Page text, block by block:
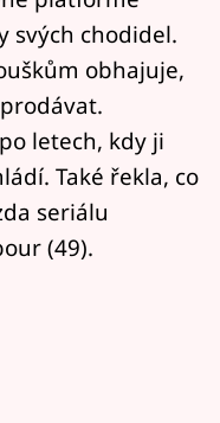
svých chodidel.
obhajuje,
letech, kdy ji
Také řekla, co
seriálu
(49).